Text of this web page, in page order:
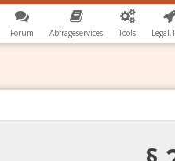
Forum Abfrageservices Tools